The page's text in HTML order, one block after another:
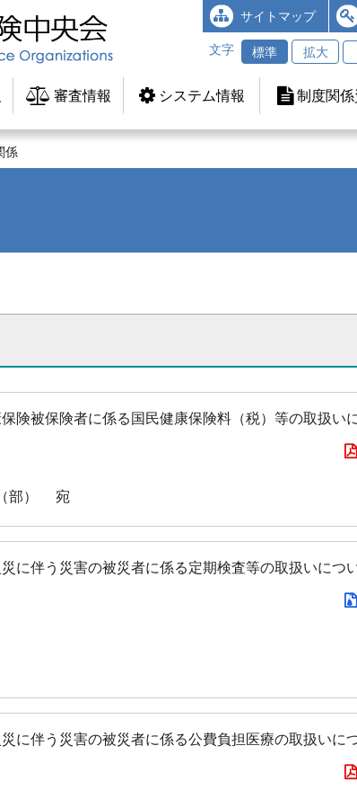
サイトマップ
拡大
標準
文字
審査情報 システム情報 制度関係
係
険被保険者に係る国民健康保険料（税）等の取扱い
（部） 宛
に伴う災害の被災者に係る定期検査等の取扱いにつ
に伴う災害の被災者に係る公費負担医療の取扱いに